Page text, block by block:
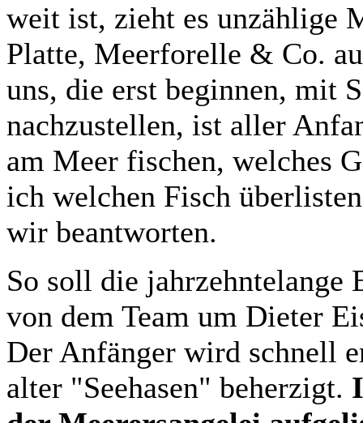
weit ist, zieht es unzählige
Platte, Meerforelle & Co.
uns, die erst beginnen, mit
nachzustellen, ist aller
am Meer fischen, welches
ich welchen Fisch
wir beantworten.
So soll die
von dem Team um Dieter
Der Anfänger wird schnell
alter "Seehasen" beherzigt.